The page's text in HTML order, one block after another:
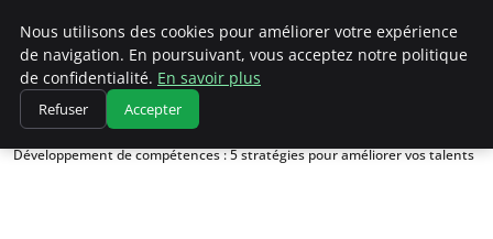
Chasseur De Tête
Accueil
Formation
Développement de compétences : 5 stratégies pour améliorer vos talents
Nous utilisons des cookies pour améliorer votre expérience
de navigation. En poursuivant, vous acceptez notre politique
de confidentialité. En savoir plus
Refuser Accepter